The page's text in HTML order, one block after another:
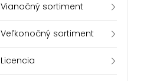
Vianočný sortiment
Veľkonočný sortiment
Licencia